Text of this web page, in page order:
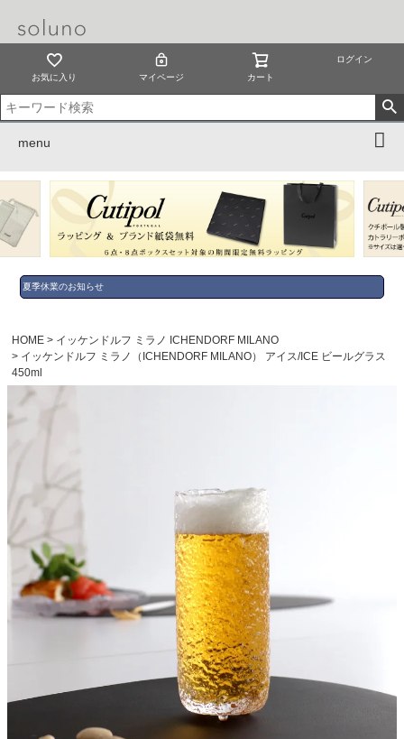
お気に入り マイページ カート
ログイン
menu
夏季休業のお知らせ
HOME
イッケンドルフ ミラノ ICHENDORF MILANO
イッケンドルフ ミラノ（ICHENDORF MILANO） アイス/ICE ビールグラス
450ml